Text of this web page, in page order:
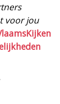
voor jou